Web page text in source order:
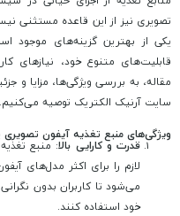
یکی از بهترین گزینه‌های موجود
قابلیت‌های متنوع خود، نیازهای
مقاله، به بررسی ویژگی‌ها، مزایا و
سایت آرنیک الکتریک توصیه می‌کنیم.
ویژگی‌های منبع تغذیه آیفون تصویری
قدرت و کارایی بالا
لازم را برای اکثر مدل‌های
می‌شود تا کاربران بدون
خود استفاده کنند.